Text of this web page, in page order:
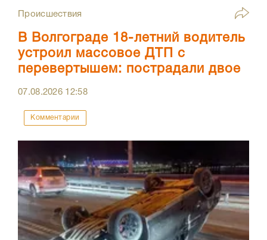
Происшествия
В Волгограде 18-летний водитель
устроил массовое ДТП с
перевертышем: пострадали двое
07.08.2026 12:58
Комментарии